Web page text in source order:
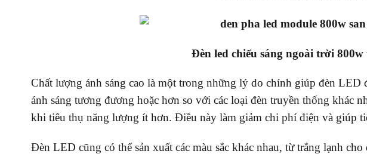
Đèn led chiếu sáng ngoài trời
Chất lượng ánh sáng cao là một trong những lý do chính giúp đèn
ánh sáng tương đương hoặc hơn so với các loại đèn truyền thống khác
khi tiêu thụ năng lượng ít hơn. Điều này làm giảm chi phí điện và giúp
Đèn LED cũng có thể sản xuất các màu sắc khác nhau, từ trắng lạnh